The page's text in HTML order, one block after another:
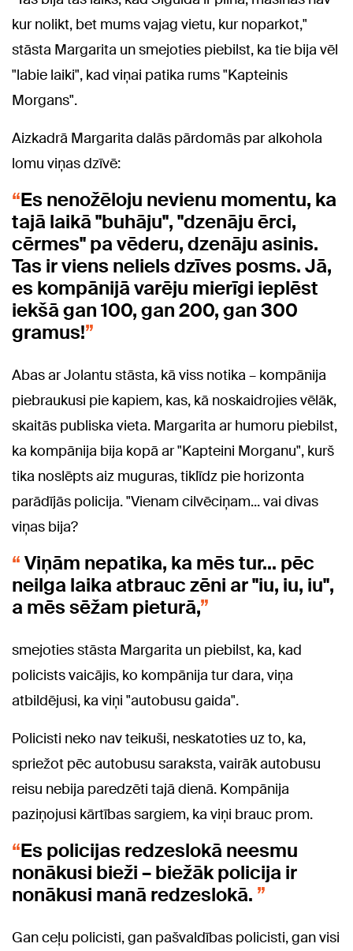
kur nolikt, bet mums vajag vietu, kur noparkot,"
stāsta Margarita un smejoties piebilst, ka tie bija vēl
"labie laiki", kad viņai patika rums "Kapteinis
Morgans".
Aizkadrā Margarita dalās pārdomās par alkohola
lomu viņas dzīvē:
Es nenožēloju nevienu momentu, ka
tajā laikā "buhāju", "dzenāju ērci,
cērmes" pa vēderu, dzenāju asinis.
Tas ir viens neliels dzīves posms. Jā,
es kompānijā varēju mierīgi ieplēst
iekšā gan 100, gan 200, gan 300
gramus!
Abas ar Jolantu stāsta, kā viss notika – kompānija
piebraukusi pie kapiem, kas, kā noskaidrojies vēlāk,
skaitās publiska vieta. Margarita ar humoru piebilst,
ka kompānija bija kopā ar "Kapteini Morganu", kurš
tika noslēpts aiz muguras, tiklīdz pie horizonta
parādījās policija. "Vienam cilvēciņam... vai divas
viņas bija?
Viņām nepatika, ka mēs tur... pēc
neilga laika atbrauc zēni ar "iu, iu, iu",
a mēs sēžam pieturā,
smejoties stāsta Margarita un piebilst, ka, kad
policists vaicājis, ko kompānija tur dara, viņa
atbildējusi, ka viņi "autobusu gaida".
Policisti neko nav teikuši, neskatoties uz to, ka,
spriežot pēc autobusu saraksta, vairāk autobusu
reisu nebija paredzēti tajā dienā. Kompānija
paziņojusi kārtības sargiem, ka viņi brauc prom.
Es policijas redzeslokā neesmu
nonākusi bieži – biežāk policija ir
nonākusi manā redzeslokā.
Gan ceļu policisti, gan pašvaldības policisti, gan visi